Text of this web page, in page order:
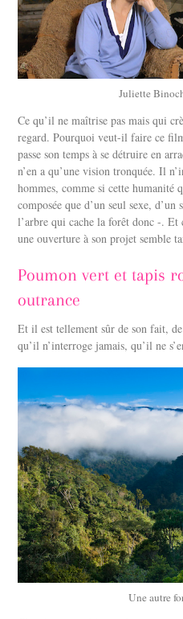
Juliette
Ce qu’il ne maîtrise pas mais qui
regard. Pourquoi veut-il faire ce
passe son temps à se détruire en
n’en a qu’une vision tronquée. Il
hommes, comme si cette humanité
composée que d’un seul sexe,
l’arbre qui cache la forêt donc -. Et
une ouverture à son projet semble
Poumon vert et tapis
outrance
Et il est tellement sûr de son fait,
qu’il n’interroge jamais, qu’il ne
Une autre